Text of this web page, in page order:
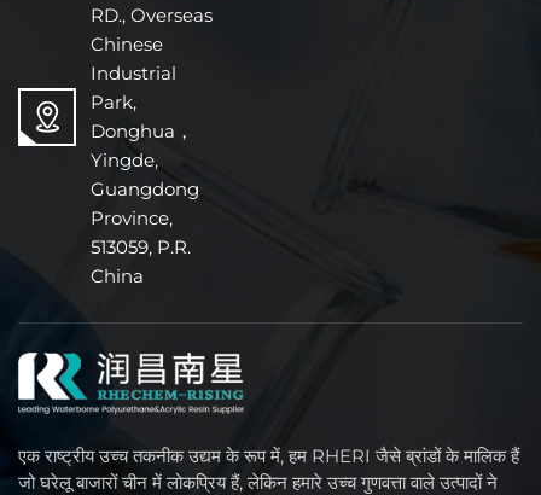
RD., Overseas
Chinese
Industrial
Park,
Donghua，
Yingde,
Guangdong
Province,
513059, P.R.
China
एक राष्ट्रीय उच्च तकनीक उद्यम के रूप में, हम RHERI जैसे ब्रांडों के मालिक हैं
जो घरेलू बाजारों चीन में लोकप्रिय हैं, लेकिन हमारे उच्च गुणवत्ता वाले उत्पादों ने